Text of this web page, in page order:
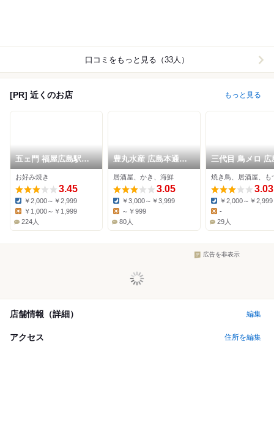
口コミをもっと見る（33人）
[PR] 近くのお店 もっと見る
五ェ門 福屋広島駅前
店
お好み焼き
3.45
Dinner:
￥2,000～￥2,999
￥1,000～￥1,999
224人
豊丸水産 広島本通り
店
居酒屋、かき、海鮮
3.05
Dinner:
￥3,000～￥3,999
Lunch:
～￥999
80人
三代目 鳥メロ 広
南口店
焼き鳥、居酒屋、も
3.03
Dinner:
￥2,000～￥2,999
Lunch:
-
29人
広告を非表示
店舗情報（詳細） 編集
アクセス 住所を編集